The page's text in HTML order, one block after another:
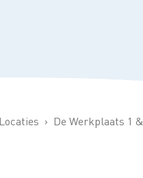
Locaties De Werkplaats 1